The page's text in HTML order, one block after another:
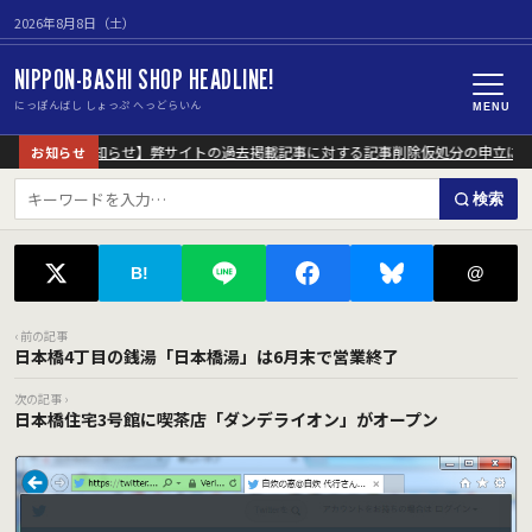
2026年8月8日（土）
NIPPON-BASHI SHOP HEADLINE!
にっぽんばし しょっぷ へっどらいん MENU
お知らせ
【重要なお知らせ】弊サイトの過去掲載記事に対する記事削除仮処分の申立につ
検索
B! @
‹ 前の記事
日本橋4丁目の銭湯「日本橋湯」は6月末で営業終了
次の記事 ›
日本橋住宅3号館に喫茶店「ダンデライオン」がオープン